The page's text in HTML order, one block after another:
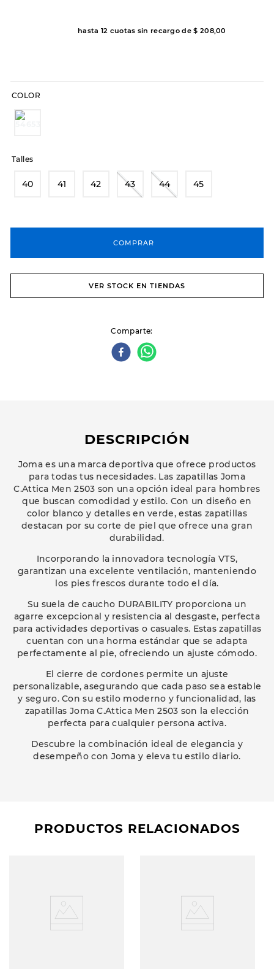
hasta 12 cuotas sin recargo de$ 208,00
COLOR
Talles
40 41 42 43 44 45
COMPRAR
VER STOCK EN TIENDAS
Comparte
DESCRIPCIÓN
Joma es una marca deportiva que ofrece productos
para todas tus necesidades. Las zapatillas Joma
C.Attica Men 2503 son una opción ideal para hombres
que buscan comodidad y estilo. Con un diseño en
color blanco y detalles en verde, estas zapatillas
destacan por su corte de piel que ofrece una gran
durabilidad.
Incorporando la innovadora tecnología VTS,
garantizan una excelente ventilación, manteniendo
los pies frescos durante todo el día.
Su suela de caucho DURABILITY proporciona un
agarre excepcional y resistencia al desgaste, perfecta
para actividades deportivas o casuales. Estas zapatillas
cuentan con una horma estándar que se adapta
perfectamente al pie, ofreciendo un ajuste cómodo.
El cierre de cordones permite un ajuste
personalizable, asegurando que cada paso sea estable
y seguro. Con su estilo moderno y funcionalidad, las
zapatillas Joma C.Attica Men 2503 son la elección
perfecta para cualquier persona activa.
Descubre la combinación ideal de elegancia y
desempeño con Joma y eleva tu estilo diario.
PRODUCTOS RELACIONADOS